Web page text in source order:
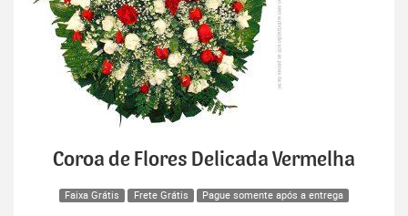
Coroa de Flores Delicada Vermelha
Faixa Grátis Frete Grátis Pague somente após a entrega